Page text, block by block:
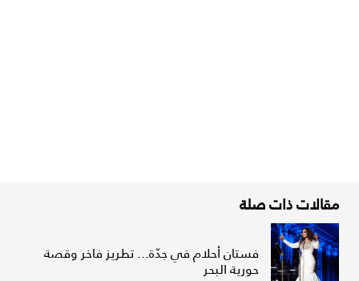
مقالات ذات صلة
فستان أحلام في جدّة... تطريز فاخر وقصة
حورية البحر